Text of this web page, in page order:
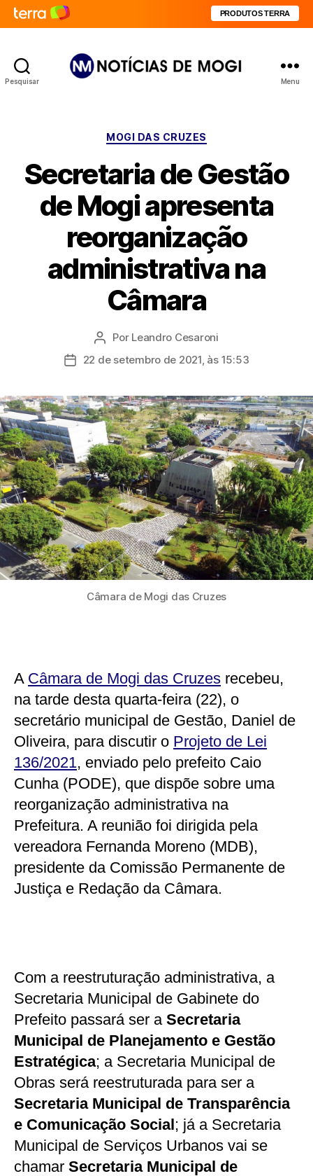
PRODUTOS TERRA
Pesquisar Menu
Categorias
MOGI DAS CRUZES
Secretaria de Gestão
de Mogi apresenta
reorganização
administrativa na
Câmara
Autor
do
Por Leandro Cesaroni
Data22 de setembro de 2021, às 15:53
Câmara de Mogi das Cruzes
A Câmara de Mogi das Cruzes recebeu,
na tarde desta quarta-feira (22), o
secretário municipal de Gestão, Daniel de
Oliveira, para discutir o Projeto de Lei
136/2021, enviado pelo prefeito Caio
Cunha (PODE), que dispõe sobre uma
reorganização administrativa na
Prefeitura. A reunião foi dirigida pela
vereadora Fernanda Moreno (MDB),
presidente da Comissão Permanente de
Justiça e Redação da Câmara.
Com a reestruturação administrativa, a
Secretaria Municipal de Gabinete do
Prefeito passará ser a Secretaria
Municipal de Planejamento e Gestão
Estratégica; a Secretaria Municipal de
Obras será reestruturada para ser a
Secretaria Municipal de Transparência
e Comunicação Social; já a Secretaria
Municipal de Serviços Urbanos vai se
chamar Secretaria Municipal de